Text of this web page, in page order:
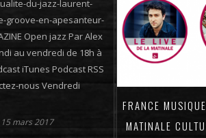
du-jazz-laurent-
groove-en-apesanteur-
Open jazz Par Alex
au vendredi de 18h à
iTunes Podcast RSS
nous Vendredi
15 mars 2017
FRANCE
MATINALE